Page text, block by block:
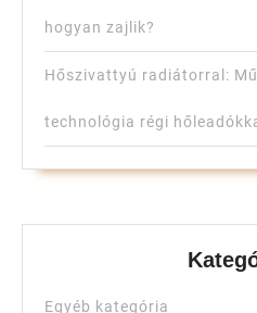
hogyan zajlik?
Hőszivattyú radiátorral:
technológia régi
Egyéb kategória